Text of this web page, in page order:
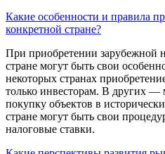
Какие особенности и правила
конкретной стране?
При приобретении зарубежной
стране могут быть свои
некоторых странах
только инвесторам. В других —
покупку объектов в
стране могут быть свои
налоговые ставки.